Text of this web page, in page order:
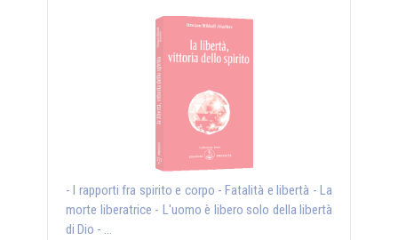
- I rapporti fra spirito e corpo - Fatalità e libertà - La
morte liberatrice - L'uomo è libero solo della libertà
di Dio - ...